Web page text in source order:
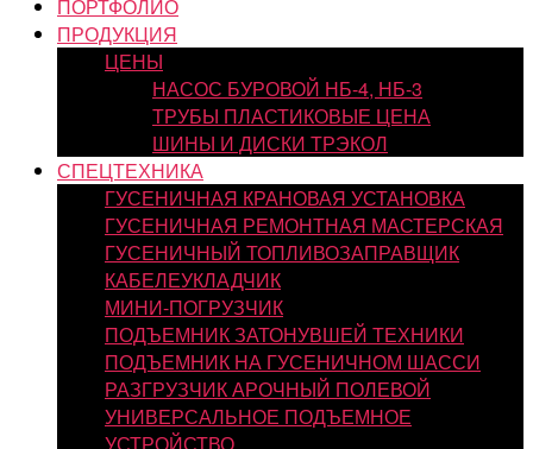
ПОРТФОЛИО
ПРОДУКЦИЯ
ЦЕНЫ
НАСОС БУРОВОЙ НБ-4, НБ-3
ТРУБЫ ПЛАСТИКОВЫЕ ЦЕНА
ШИНЫ И ДИСКИ ТРЭКОЛ
СПЕЦТЕХНИКА
ГУСЕНИЧНАЯ КРАНОВАЯ УСТАНОВКА
ГУСЕНИЧНАЯ РЕМОНТНАЯ МАСТЕРСКАЯ
ГУСЕНИЧНЫЙ ТОПЛИВОЗАПРАВЩИК
КАБЕЛЕУКЛАДЧИК
МИНИ-ПОГРУЗЧИК
ПОДЪЕМНИК ЗАТОНУВШЕЙ ТЕХНИКИ
ПОДЪЕМНИК НА ГУСЕНИЧНОМ ШАССИ
РАЗГРУЗЧИК АРОЧНЫЙ ПОЛЕВОЙ
УНИВЕРСАЛЬНОЕ ПОДЪЕМНОЕ